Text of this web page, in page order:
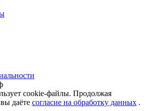
cookie-файлы. Продолжая
даёте согласие на обработку данных .